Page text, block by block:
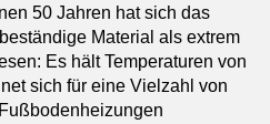
50 Jahren hat sich das
Material als extrem
Es hält Temperaturen von
sich für eine Vielzahl von